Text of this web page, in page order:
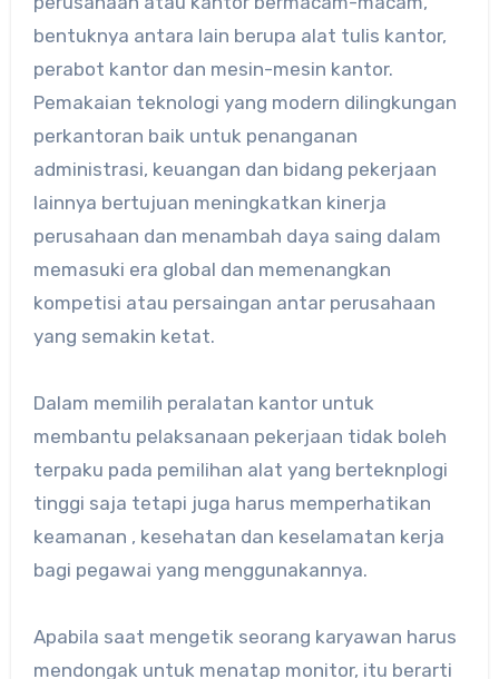
bentuknya antara lain berupa alat tulis kantor,
perabot kantor dan mesin-mesin kantor.
Pemakaian teknologi yang modern dilingkungan
perkantoran baik untuk penanganan
administrasi, keuangan dan bidang pekerjaan
lainnya bertujuan meningkatkan kinerja
perusahaan dan menambah daya saing dalam
memasuki era global dan memenangkan
kompetisi atau persaingan antar perusahaan
yang semakin ketat.
Dalam memilih peralatan kantor untuk
membantu pelaksanaan pekerjaan tidak boleh
terpaku pada pemilihan alat yang berteknplogi
tinggi saja tetapi juga harus memperhatikan
keamanan , kesehatan dan keselamatan kerja
bagi pegawai yang menggunakannya.
Apabila saat mengetik seorang karyawan harus
mendongak untuk menatap monitor, itu berarti